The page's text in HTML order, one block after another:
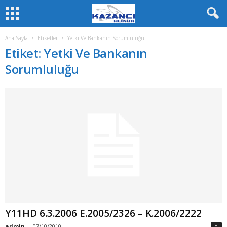
Ana Sayfa Etiketler Yetki Ve Bankanın Sorumluluğu
Etiket: Yetki Ve Bankanın
Sorumluluğu
Y11HD 6.3.2006 E.2005/2326 – K.2006/2222